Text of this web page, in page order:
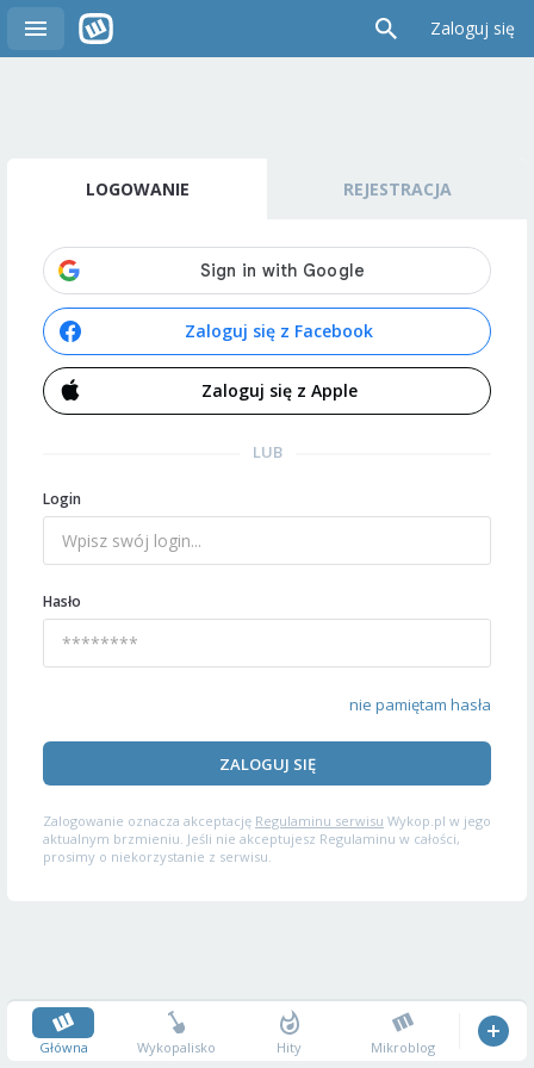
Zaloguj się
LOGOWANIE REJESTRACJA
Zaloguj się z Facebook
Zaloguj się z Apple
LUB
Login
Hasło
nie pamiętam hasła
ZALOGUJ SIĘ
Zalogowanie oznacza akceptację Regulaminu serwisu Wykop.pl w jego
aktualnym brzmieniu. Jeśli nie akceptujesz Regulaminu w całości,
prosimy o niekorzystanie z serwisu.
Główna Wykopalisko Hity Mikroblog